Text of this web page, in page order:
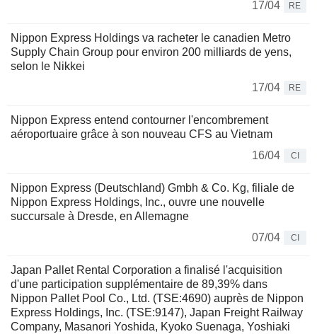
17/04 RE
Nippon Express Holdings va racheter le canadien Metro
Supply Chain Group pour environ 200 milliards de yens,
selon le Nikkei
17/04
RE
Nippon Express entend contourner l'encombrement
aéroportuaire grâce à son nouveau CFS au Vietnam
16/04
CI
Nippon Express (Deutschland) Gmbh & Co. Kg, filiale de
Nippon Express Holdings, Inc., ouvre une nouvelle
succursale à Dresde, en Allemagne
07/04
CI
Japan Pallet Rental Corporation a finalisé l'acquisition
d'une participation supplémentaire de 89,39% dans
Nippon Pallet Pool Co., Ltd. (TSE:4690) auprès de Nippon
Express Holdings, Inc. (TSE:9147), Japan Freight Railway
Company, Masanori Yoshida, Kyoko Suenaga, Yoshiaki